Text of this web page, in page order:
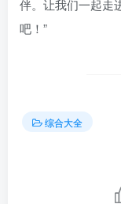
伴。让我们一起走
吧！”
综合大全